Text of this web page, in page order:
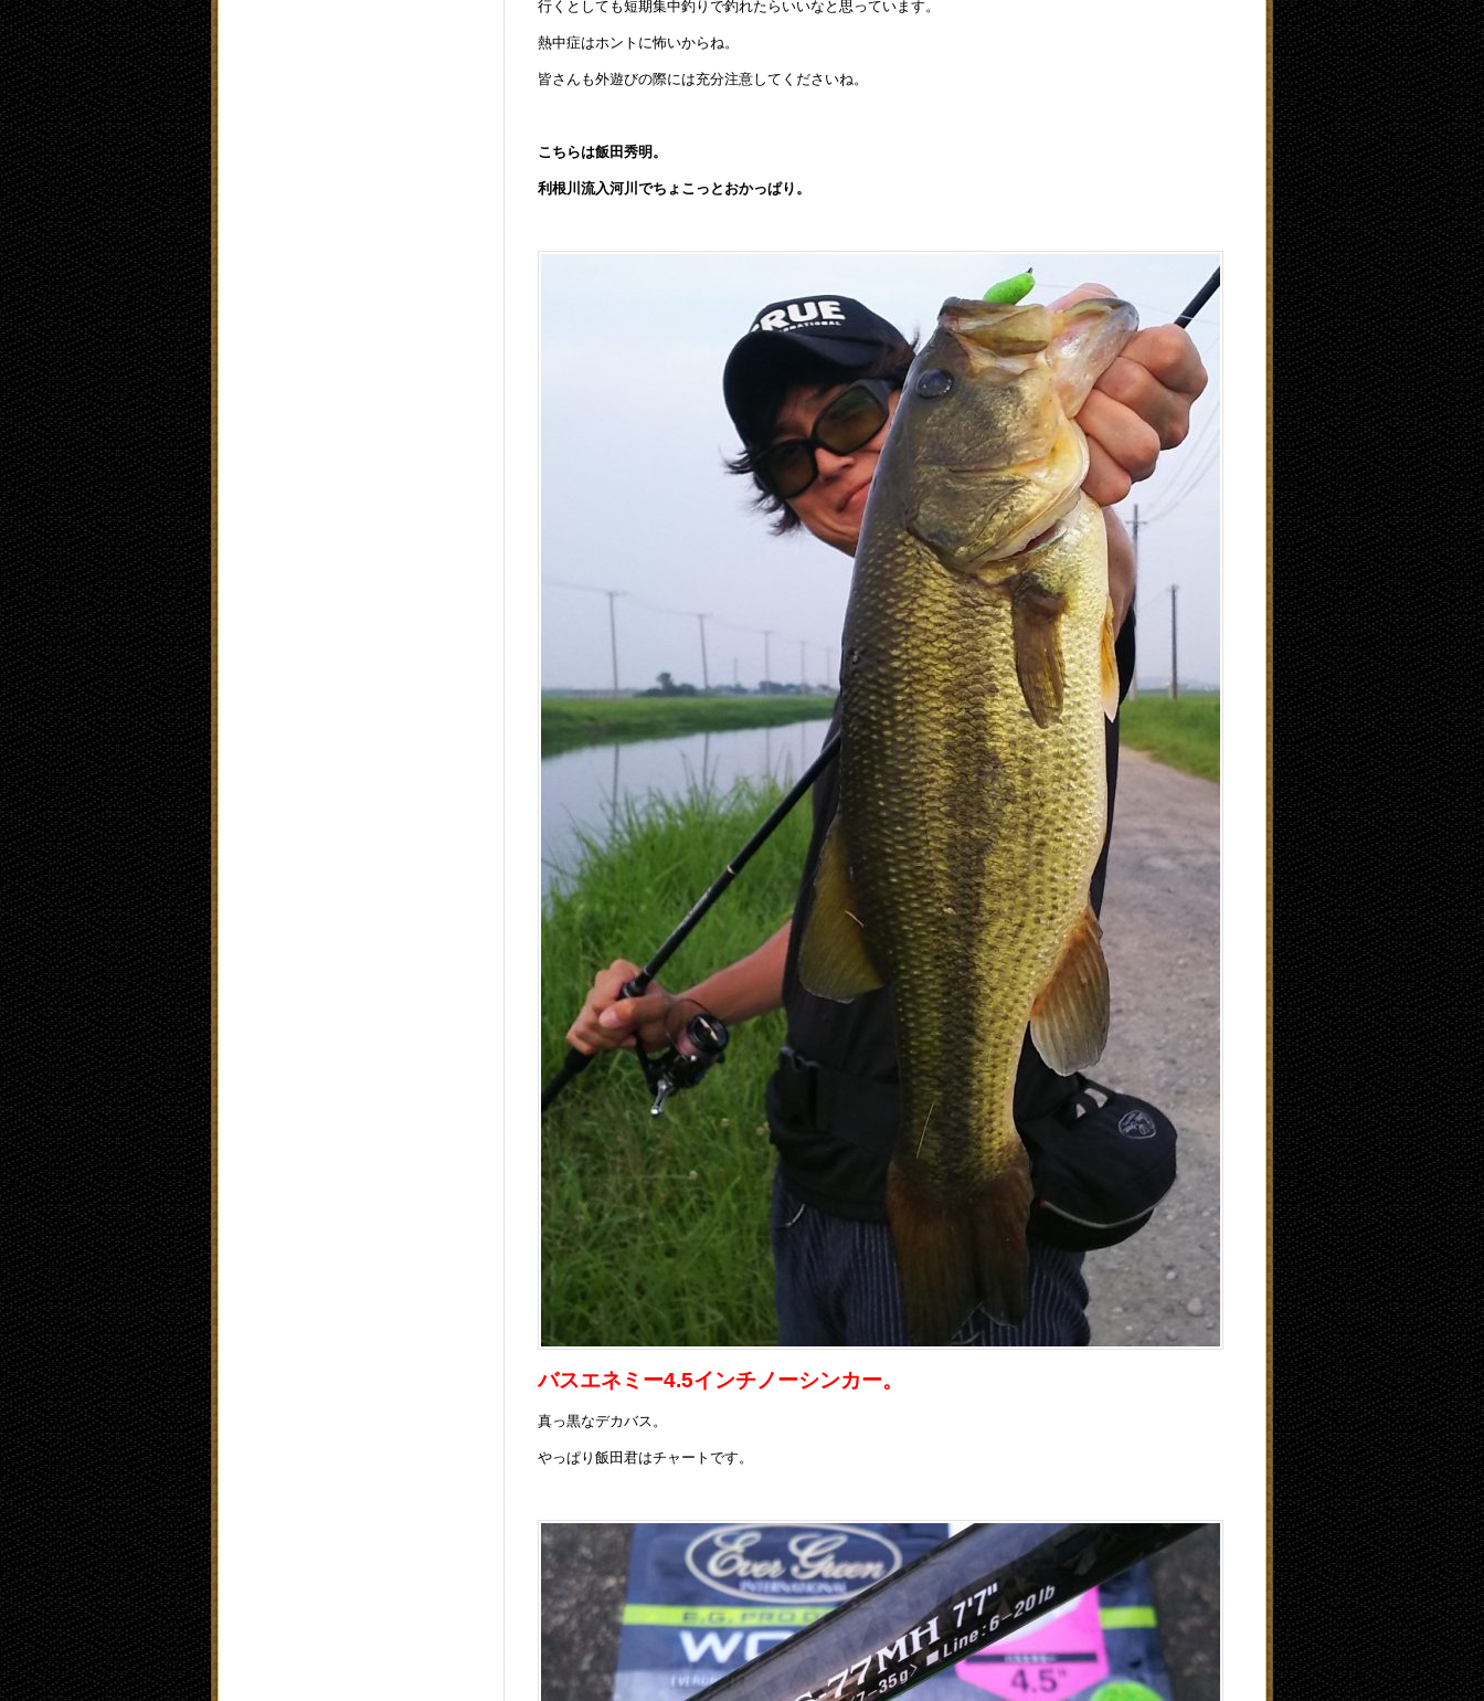
行くとしても短期集中釣りで釣れたらいいなと思っています。
熱中症はホントに怖いからね。
皆さんも外遊びの際には充分注意してくださいね。
こちらは飯田秀明。
利根川流入河川でちょこっとおかっぱり。
バスエネミー4.5インチノーシンカー。
真っ黒なデカバス。
やっぱり飯田君はチャートです。